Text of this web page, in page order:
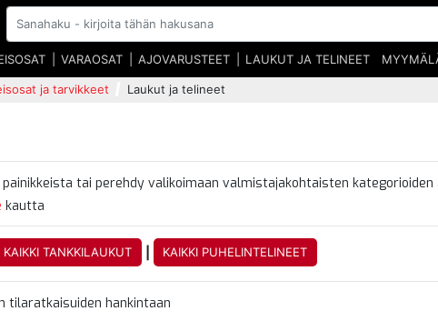
VARAOSAT AJOVARUSTEET LAUKUT JA TELINEET
ja tarvikkeet Laukut ja telineet
tai perehdy valikoimaan valmistajakohtaisten kategorioiden
kautta
KAIKKI TANKKILAUKUT KAIKKI PUHELINTELINEET
tilaratkaisuiden hankintaan